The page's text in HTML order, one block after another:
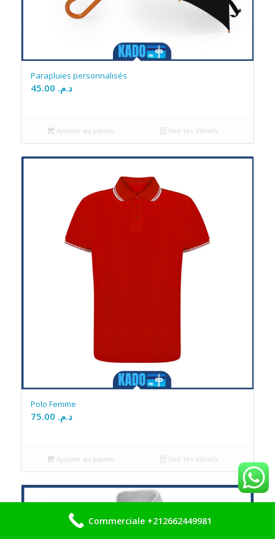
Parapluies personnalisés
د.م.
Ajouter au panier Voir les détails
Polo Femme
د.م.
Ajouter au panier Voir les détails
Commerciale +212662449981